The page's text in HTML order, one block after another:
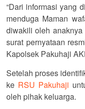
“Dari informasi yang
menduga Maman
diwakili oleh
surat pernyataan
Kapolsek Pakuhaji
Setelah proses
ke RSU Pakuhaji
oleh pihak keluarga.